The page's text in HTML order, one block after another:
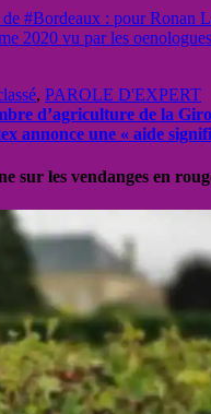
#Bordeaux : pour Ronan
2020 vu par les
, PAROLE D'EXPERT
d’agriculture de la
annonce une « aide
sur les vendanges en